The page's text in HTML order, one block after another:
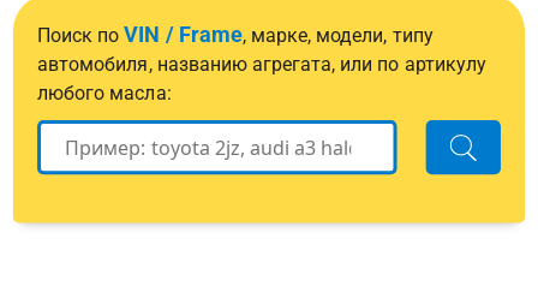
Поиск поVIN / Frame, марке, модели, типу
автомобиля, названию агрегата, или по артикулу
любого масла: